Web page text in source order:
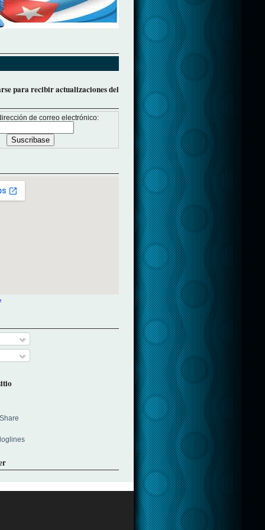
para recibir actualizaciones del
de correo electrónico: